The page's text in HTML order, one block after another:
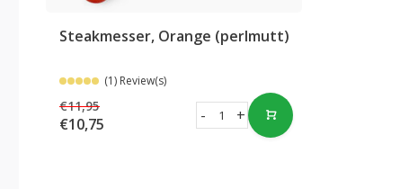
Steakmesser, Orange (perlmutt)
(1) Review(s)
€11,95
€10,75 +
-